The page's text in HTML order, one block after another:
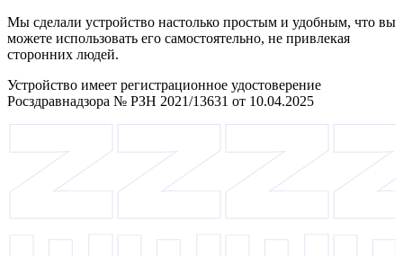
Мы сделали устройство настолько простым и удобным, что вы
можете использовать его самостоятельно, не привлекая
сторонних людей.
Устройство имеет регистрационное удостоверение
Росздравнадзора № РЗН 2021/13631 от 10.04.2025